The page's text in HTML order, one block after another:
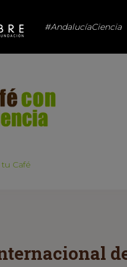
#AndalucíaCiencia
Café